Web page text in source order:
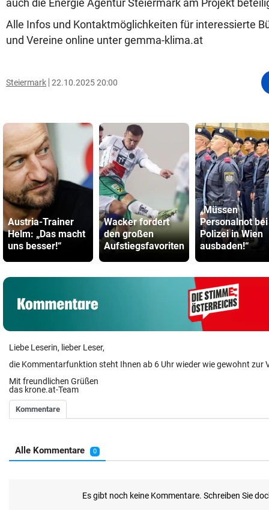
auch die Energie Agentur Steiermark am Projekt
Alle Infos und Kontaktmöglichkeiten für interessierte
und Vereine online unter gemma-klima.at
Steiermark 22.10.2025 20:00
Austria-Trainer
Helm: „Das macht
uns besser!“
Wacker fordert
den großen
Aufstiegsfavoriten
„Müssen
Personalnot bei
Polizei in Wien
ausbaden!“
Liebe Leserin, lieber Leser,
die Kommentarfunktion steht Ihnen ab 6 Uhr wieder wie gewohnt zur
Mit freundlichen Grüßen
das krone.at-Team